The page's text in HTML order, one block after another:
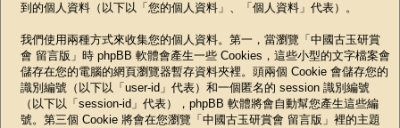
到的個人資料（以下以「您的個人資料」、「個人資料」代表）。
我們使用兩種方式來收集您的個人資料。第一，當瀏覽「中國古玉研賞
會 留言版」時 phpBB 軟體會產生一些 Cookies，這些小型的文字檔案會
儲存在您的電腦的網頁瀏覽器暫存資料夾裡。頭兩個 Cookie 會儲存您的
識別編號（以下以「user-id」代表）和一個匿名的 session 識別編號
（以下以「session-id」代表），phpBB 軟體將會自動幫您產生這些編
號。第三個 Cookie 將會在您瀏覽「中國古玉研賞會 留言版」裡的主題